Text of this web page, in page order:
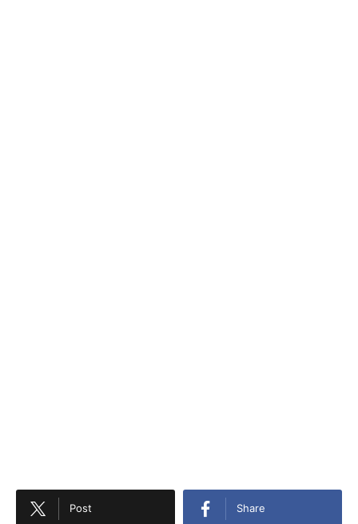
Post Share